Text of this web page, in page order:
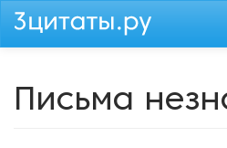
Перейти
Письма